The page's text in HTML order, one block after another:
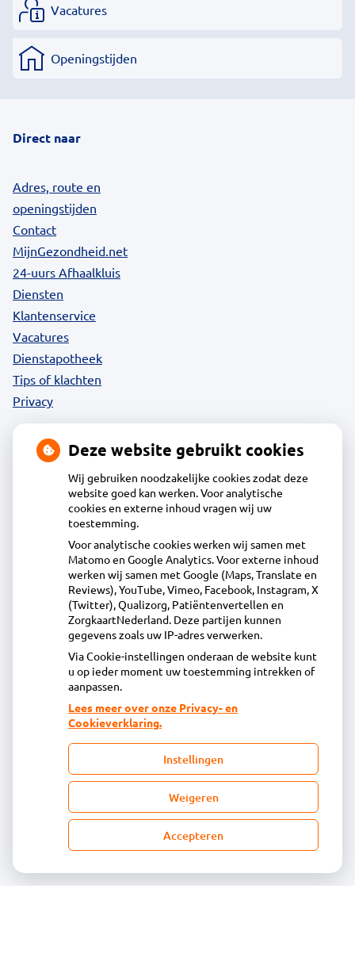
Vacatures
Openingstijden
Direct naar
Adres, route en
openingstijden
Contact
MijnGezondheid.net
24-uurs Afhaalkluis
Diensten
Klantenservice
Vacatures
Dienstapotheek
Tips of klachten
Privacy
Acdapha Apotheek De Groene Wijzend
Plantage 29, 1695BA Blokker
0229-23 90 36
info@apotheekdegroenewijzend.nl
Inschrijven
Centrale administratie
Heeft u vragen of opmerkingen over uw
toegestuurde rekening van de apotheek?
declaratie@acdaphagroep.nl
onze
facebook
Deze website gebruikt cookies
Wij gebruiken noodzakelijke cookies zodat deze
website goed kan werken. Voor analytische
cookies en externe inhoud vragen wij uw
toestemming.
Voor analytische cookies werken wij samen met
Matomo en Google Analytics. Voor externe inhoud
werken wij samen met Google (Maps, Translate en
Reviews), YouTube, Vimeo, Facebook, Instagram, X
(Twitter), Qualizorg, Patiëntenvertellen en
ZorgkaartNederland. Deze partijen kunnen
gegevens zoals uw IP-adres verwerken.
Via Cookie-instellingen onderaan de website kunt
u op ieder moment uw toestemming intrekken of
aanpassen.
Lees meer over onze Privacy- en
Cookieverklaring.
Instellingen
Weigeren
Accepteren